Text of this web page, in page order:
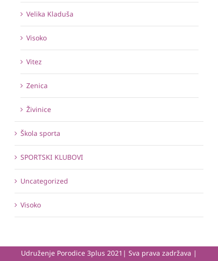
Velika Kladuša
Visoko
Vitez
Zenica
Živinice
Škola sporta
SPORTSKI KLUBOVI
Uncategorized
Visoko
Udruženje Porodice 3plus 2021| Sva prava zadržava |